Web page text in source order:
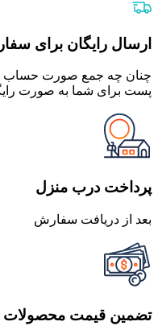
ارسال رایگان برای سفارش های
پست برای شما به صورت
پرداخت درب منزل
بعد از دریافت سفارش
تضمین قیمت محصولات